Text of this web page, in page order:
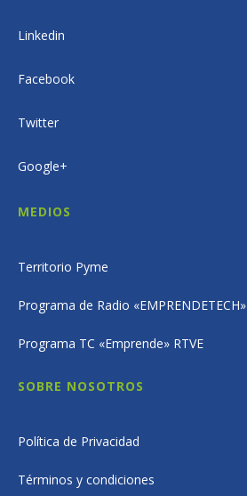
Linkedin
Facebook
Twitter
Google+
MEDIOS
Territorio Pyme
Programa de Radio «EMPRENDETECH»
Programa TC «Emprende» RTVE
SOBRE NOSOTROS
Política de Privacidad
Términos y condiciones